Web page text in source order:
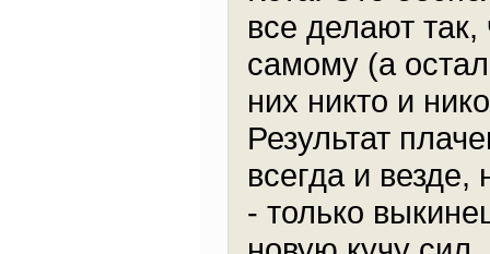
все делают
самому (а
них никто и
Результат
всегда и
- только